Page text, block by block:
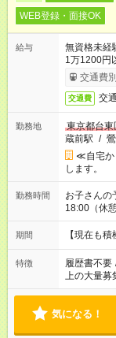
WEB登録・面接OK
給与
無資格未
1万1200円
交通費
交通費 交
勤務地
東京都台東
蔵前駅 /
≪自宅か
します。
勤務時間
お子さんの予定
18:00（休
19:00（休憩60分） ※Wワーク希望
望する勤
期間 【現在も
特徴 履歴書不要
上の大量募
気になる！